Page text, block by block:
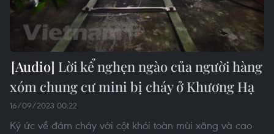
Lời kể nghẹn ngào của người hàng
xóm chung cư mini bị cháy ở Khương Hạ
16/09/2023 00:22
Ký ức về đám cháy với cột khói toàn mùi xăng và cao